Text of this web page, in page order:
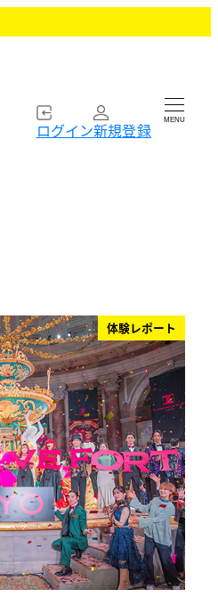
ログイン新規登録 MENU
体験レポート